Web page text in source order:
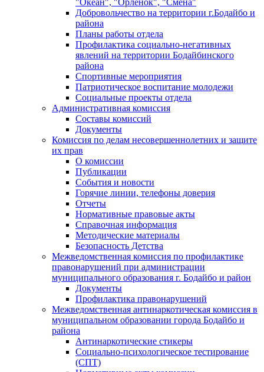
"Океан", "Орленок", "Смена"
Добровольчество на территории г.Бодайбо и
района
Планы работы отдела
Профилактика социально-негативных
явлений на территории Бодайбинского
района
Спортивные мероприятия
Патриотическое воспитание молодежи
Социальные проекты отдела
Административная комиссия
Составы комиссий
Документы
Комиссия по делам несовершеннолетних и защите
их прав
О комиссии
Публикации
События и новости
Горячие линии, телефоны доверия
Отчеты
Нормативные правовые акты
Справочная информация
Методические материалы
Безопасность Детства
Межведомственная комиссия по профилактике
правонарушений при администрации
муниципального образования г. Бодайбо и район
Документы
Профилактика правонарушений
Межведомственная антинаркотическая комиссия в
муниципальном образовании города Бодайбо и
района
Антинаркотические стикеры
Социально-психологическое тестирование
(СПТ)